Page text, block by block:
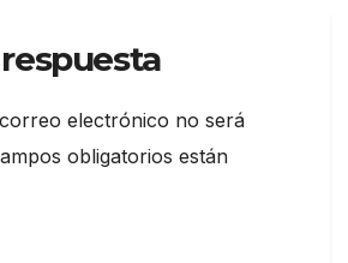
electrónico no será
obligatorios están